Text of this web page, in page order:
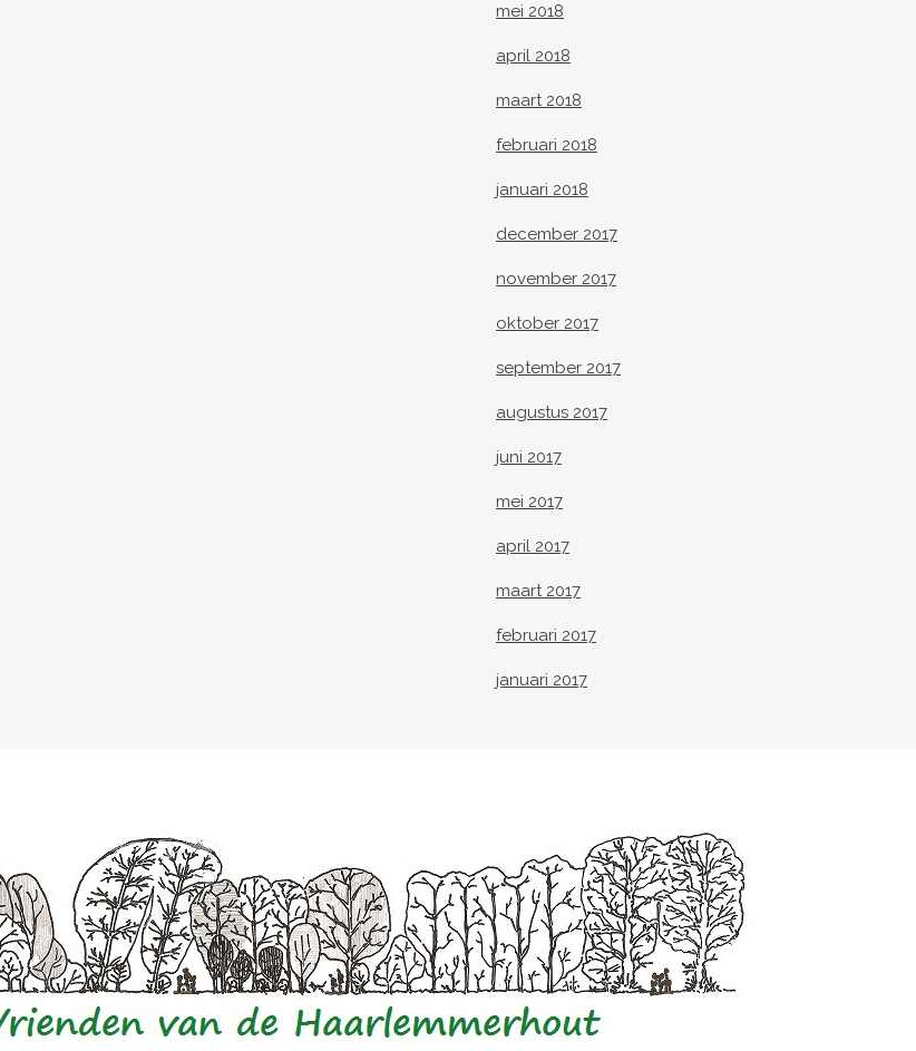
mei 2018
april 2018
maart 2018
februari 2018
januari 2018
december 2017
november 2017
oktober 2017
september 2017
augustus 2017
juni 2017
mei 2017
april 2017
maart 2017
februari 2017
januari 2017